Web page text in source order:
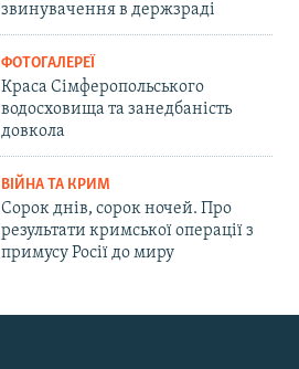
звинувачення в держзраді
ФОТОГАЛЕРЕЇ
Краса Сімферопольського
водосховища та занедбаність
довкола
ВІЙНА ТА КРИМ
Сорок днів, сорок ночей. Про
результати кримської операції з
примусу Росії до миру